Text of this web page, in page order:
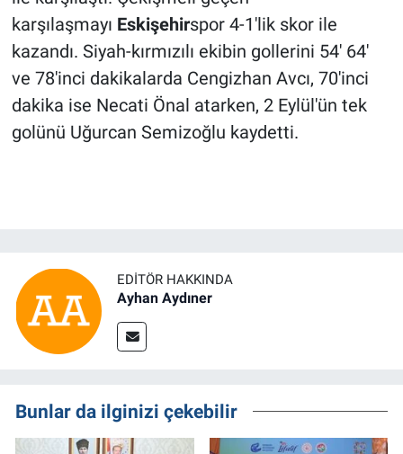
karşılaşmayı Eskişehirspor 4-1'lik skor ile
kazandı. Siyah-kırmızılı ekibin gollerini 54' 64'
ve 78'inci dakikalarda Cengizhan Avcı, 70'inci
dakika ise Necati Önal atarken, 2 Eylül'ün tek
golünü Uğurcan Semizoğlu kaydetti.
EDITÖR HAKKINDA
Ayhan Aydıner
Bunlar da ilginizi çekebilir